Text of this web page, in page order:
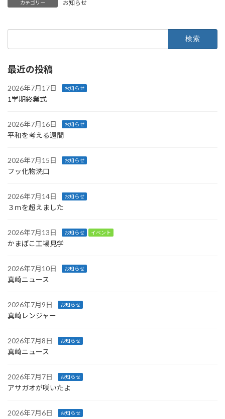
カテゴリー お知らせ
最近の投稿
2026年7月17日 お知らせ
1学期終業式
2026年7月16日 お知らせ
平和を考える週間
2026年7月15日 お知らせ
フッ化物洗口
2026年7月14日 お知らせ
３ｍを超えました
2026年7月13日 お知らせ イベント
かまぼこ工場見学
2026年7月10日 お知らせ
真崎ニュース
2026年7月9日 お知らせ
真崎レンジャー
2026年7月8日 お知らせ
真崎ニュース
2026年7月7日 お知らせ
アサガオが咲いたよ
2026年7月6日 お知らせ